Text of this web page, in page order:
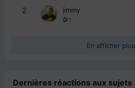
2 jimmy
1
En afficher plus
Dernières réactions aux sujets